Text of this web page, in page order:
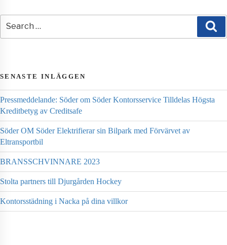
Search
for:
SENASTE INLÄGGEN
Pressmeddelande: Söder om Söder Kontorsservice Tilldelas Högsta
Kreditbetyg av Creditsafe
Söder OM Söder Elektrifierar sin Bilpark med Förvärvet av
Eltransportbil
BRANSSCHVINNARE 2023
Stolta partners till Djurgården Hockey
Kontorsstädning i Nacka på dina villkor